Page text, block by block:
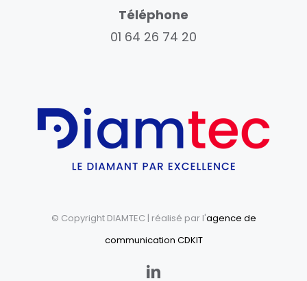
Téléphone
01 64 26 74 20
© Copyright DIAMTEC | réalisé par l'agence de
communication CDKIT
LinkedIn